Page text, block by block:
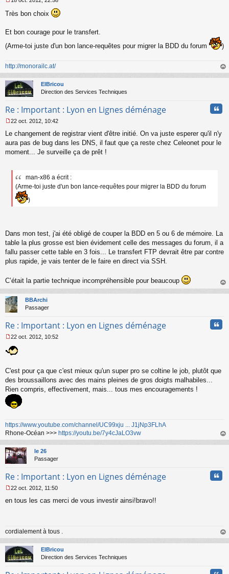
e
s
a
g
o
n
l
u
Très bon choix
Et bon courage pour le transfert.
(Arme-toi juste d'un bon lance-requêtes pour migrer la BDD du forum
)
http://monorailc.at/
au
ElBricou
Direction des Services Techniques
Re : Important : Lyon en Lignes déménage
e
s
s
22 oct. 2012, 10:42
Le changement de registrar vient d'être initié. On va juste esperer qu'il n'y
aura pas de bug dans les DNS, il faut que ça reste chez Celeonet pour le
moment... Je surveille ça de prêt !
man-x86 a écrit :
(Arme-toi juste d'un bon lance-requêtes pour migrer la BDD du forum
)
Dans mon test, j'ai été obligé de couper la BDD en 5 ou 6 de mémoire. La
table la plus grosse est bien évidement celle des messages du forum, il a
fallu passer cette table en 3 fois... Le transfert FTP devrait être par contre
plus rapide, je vais tenter de le faire en direct via SSH.
C’était la partie technique incompréhensible pour beaucoup
au
BBArchi
Passager
Re : Important : Lyon en Lignes déménage
e
a
g
e
n
o
u
22 oct. 2012, 10:52
C'est pour ça que c'est mieux qu'un super pro se coltine le job, plutôt que
des broussaillons avec des mains pleines de gros doigts malhabiles...
Rien compris, effectivement, mais... tous mes encouragements !
https://www.youtube.com/channel/UC99xju ... J1jNp3FLhA
Rhone-Océan >>> https://youtu.be/7y4cJaLO3vw
au
le 26
Passager
Re : Important : Lyon en Lignes déménage
e
g
e
n
o
n
22 oct. 2012, 11:50
en tous les cas merci de vous investir ainsi!bravo!!
cordialement à tous .
au
ElBricou
Direction des Services Techniques